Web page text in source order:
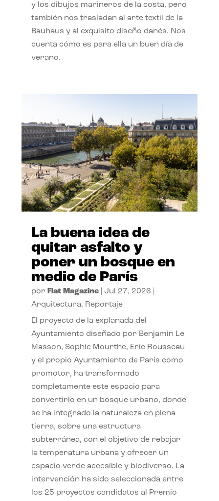
y los dibujos marineros de la costa, pero
también nos trasladan al arte textil de la
Bauhaus y al exquisito diseño danés. Nos
cuenta cómo es para ella un buen día de
verano.
La buena idea de
quitar asfalto y
poner un bosque en
medio de París
por Flat Magazine| Jul 27, 2026
Arquitectura, Reportaje
El proyecto de la explanada del
Ayuntamiento diseñado por Benjamin Le
Masson, Sophie Mourthe, Eric Rousseau
y el propio Ayuntamiento de París como
promotor, ha transformado
completamente este espacio para
convertirlo en un bosque urbano, donde
se ha integrado la naturaleza en plena
tierra, sobre una estructura
subterránea, con el objetivo de rebajar
la temperatura urbana y ofrecer un
espacio verde accesible y biodiverso. La
intervención ha sido seleccionada entre
los 25 proyectos candidatos al Premio